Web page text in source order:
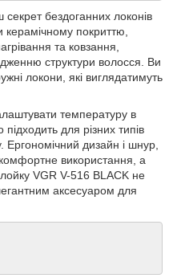
бездоганних локонів
покриттю,
та ковзання,
структури волосся. Ви
локони, які виглядатимуть
температуру в
для різних типів
Ергономічний дизайн і шнур,
використання, а
VGR V-516 BLACK не
аксесуаром для